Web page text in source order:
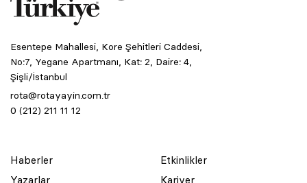
Esentepe Mahallesi, Kore Şehitleri Caddesi,
No:7, Yegane Apartmanı, Kat: 2, Daire: 4,
Şişli/İstanbul
rota@rotayayin.com.tr
0 (212) 211 11 12
Haberler
Yazarlar
Etkinlikler
Kariyer